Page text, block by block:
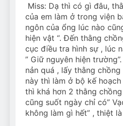
Miss: Dạ thì có gì đâu,
của em làm ở trong viện
ngôn của ổng lúc nào
hiện vật “. Đến thằng
cục điều tra hình sự , lúc
” Giữ nguyên hiện
nản quá , lấy thằng
này thì làm ở bộ kế
thì khá hơn 2 thằng
cũng suốt ngày chỉ có”
không làm gì hết” , thiệt